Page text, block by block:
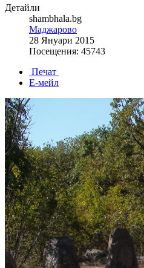
Детайли
shambhala.bg
Маджарово
28 Януари 2015
Посещения: 45743
Печат
Е-мейл